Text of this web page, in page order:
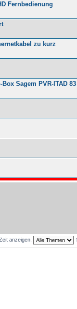
Fernbedienung
zu kurz
Sagem PVR-ITAD 83
anzeigen: